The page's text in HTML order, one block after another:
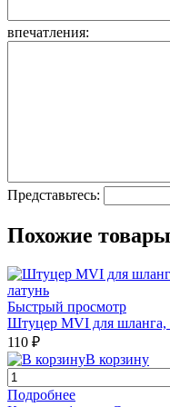
впечатления:
Представьтесь:
Похожие
Быстрый просмотр
Штуцер MVI для шланга,
110 ₽
В корзину
Подробнее